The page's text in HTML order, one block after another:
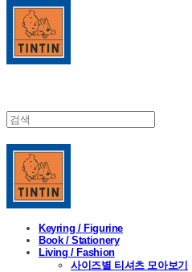
Keyring / Figurine
Book / Stationery
Living / Fashion
사이즈별 티셔츠 모아보기